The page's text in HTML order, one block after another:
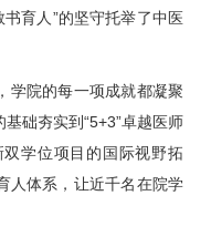
育人”的坚守托举了中医
学院的每一项成就都凝聚
础夯实到“5+3”卓越医师
学位项目的国际视野拓
人体系，让近千名在院学